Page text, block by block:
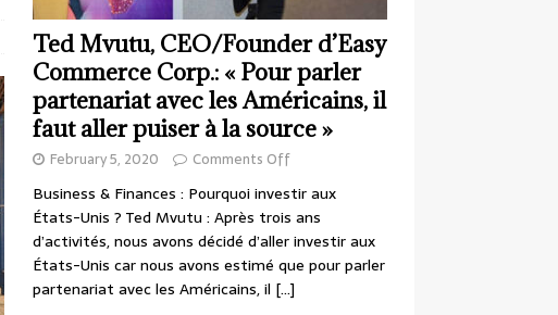
Ted Mvutu, CEO/Founder d’Easy
Commerce Corp.: « Pour parler
partenariat avec les Américains, il
faut aller puiser à la source »
February 5, 2020 Comments Off
Business & Finances : Pourquoi investir aux
États-Unis ? Ted Mvutu : Après trois ans
d’activités, nous avons décidé d’aller investir aux
États-Unis car nous avons estimé que pour parler
partenariat avec les Américains, il […]